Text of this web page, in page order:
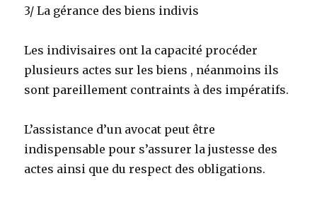
3/ La gérance des biens indivis
Les indivisaires ont la capacité procéder
plusieurs actes sur les biens , néanmoins ils
sont pareillement contraints à des impératifs.
L’assistance d’un avocat peut être
indispensable pour s’assurer la justesse des
actes ainsi que du respect des obligations.